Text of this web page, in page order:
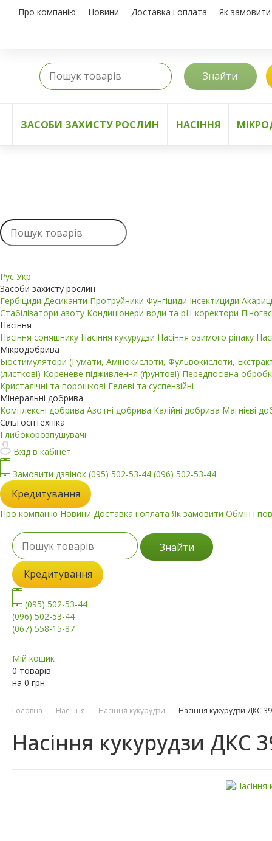
Про компанію Новини Доставка і оплата Як замовити
Знайти
ЗАСОБИ ЗАХИСТУ РОСЛИН НАСІННЯ
Рус Укр
Засоби захисту рослин
Гербіциди Десиканти Протруйники Фунгіциди Інсектициди
Стабілізатори азоту Кондиціонери води та pH-коректори
Насіння
Насіння соняшнику Насіння кукурудзи Насіння озимого ріпаку
Мікродобрива
Біостимулятори (Гумати, Амінокислоти, Фульвокислоти,
(листкові) Кореневе підживлення (ґрунтові) Передпосівна
Кристалічні та порошкові Гелеві та суспензійні
Мінеральні добрива
Комплексні добрива Азотні добрива Калійні добрива Магнієві
Сільгосптехніка
Глибокорозпушувачі
Вхід в кабінет
Замовити дзвінок (095) 502-53-44 (096) 502-53-44
Кредитування
Про компанію Новини Доставка і оплата Як замовити Обмін і
Знайти
Кредитування
(095) 502-53-44
(096) 502-53-44
(067) 558-15-87
Мій кошик
0 товарів
на 0 грн
Головна Насіння Насіння кукурудзи Насіння кукурудзи ДКС
Насіння кукурудзи ДКС